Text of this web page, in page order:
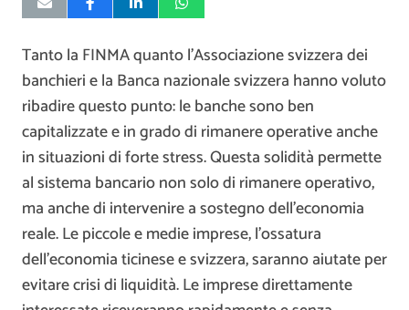
Tanto la FINMA quanto l’Associazione svizzera dei
banchieri e la Banca nazionale svizzera hanno voluto
ribadire questo punto: le banche sono ben
capitalizzate e in grado di rimanere operative anche
in situazioni di forte stress. Questa solidità permette
al sistema bancario non solo di rimanere operativo,
ma anche di intervenire a sostegno dell’economia
reale. Le piccole e medie imprese, l’ossatura
dell’economia ticinese e svizzera, saranno aiutate per
evitare crisi di liquidità. Le imprese direttamente